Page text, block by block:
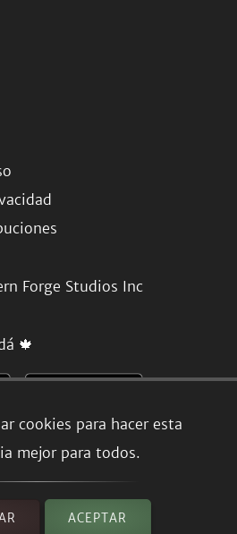
cookies para hacer esta
mejor para todos.
ACEPTAR
Forge Studios Inc
🍁